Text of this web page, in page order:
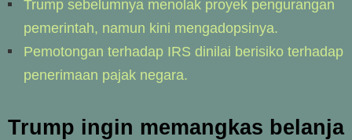
Trump sebelumnya menolak proyek pengurangan
pemerintah, namun kini mengadopsinya.
Pemotongan terhadap IRS dinilai berisiko terhadap
penerimaan pajak negara.
Trump ingin memangkas belanja